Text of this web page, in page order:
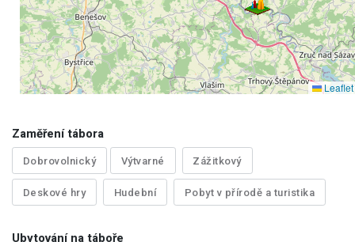
Leaflet
Zaměření tábora
Dobrovolnický Výtvarné Zážitkový
Deskové hry Hudební Pobyt v přírodě a turistika
Ubytování na táboře